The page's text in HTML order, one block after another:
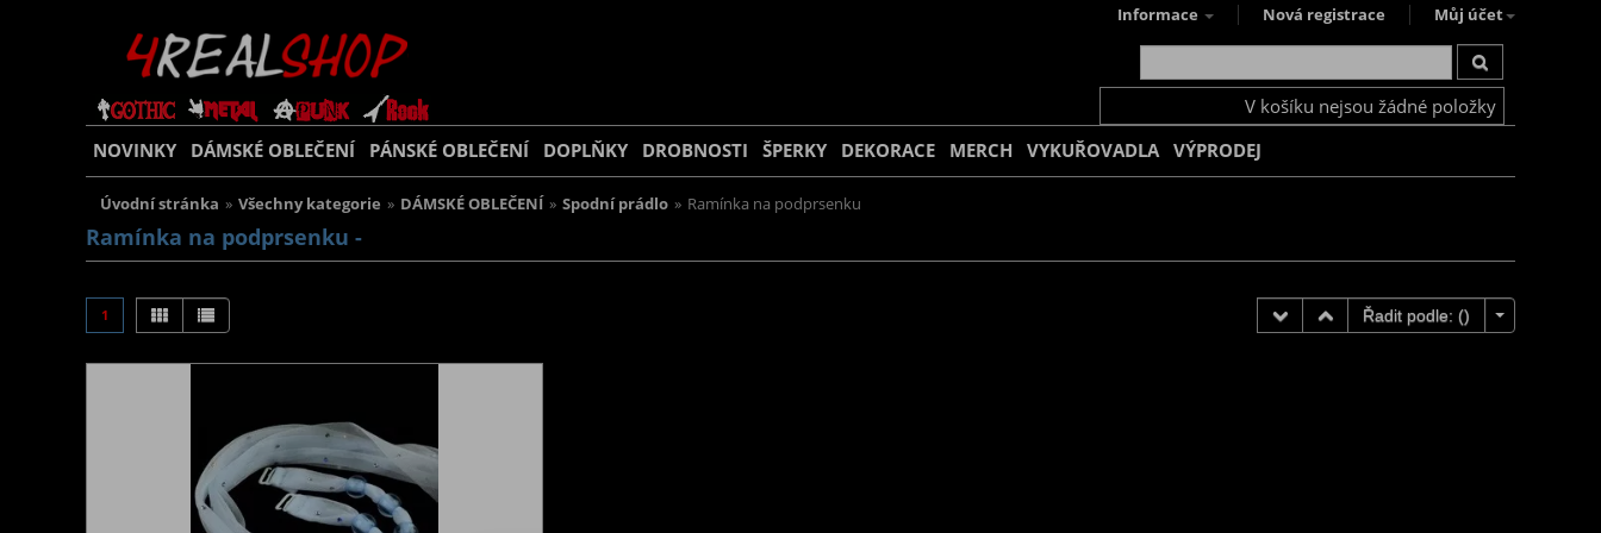
Informace Nová registrace Můj účet
V košíku nejsou žádné položky
NOVINKY DÁMSKÉ OBLEČENÍ PÁNSKÉ OBLEČENÍ DOPLŇKY DROBNOSTI ŠPERKY DEKORACE MERCH VYKUŘOVADLA VÝPRODEJ
Úvodní stránka » Všechny kategorie » DÁMSKÉ OBLEČENÍ » Spodní prádlo » Ramínka na podprsenku
Ramínka na podprsenku -
1 Řadit podle: ()